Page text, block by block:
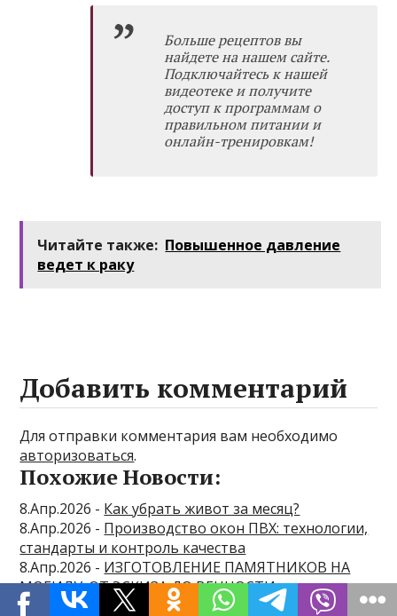
Больше рецептов вы
найдете на нашем сайте.
Подключайтесь к нашей
видеотеке и получите
доступ к программам о
правильном питании и
онлайн-тренировкам!
Читайте также: Повышенное давление
ведет к раку
Добавить комментарий
Для отправки комментария вам необходимо
авторизоваться.
Похожие Новости:
8.Апр.2026 - Как убрать живот за месяц?
8.Апр.2026 - Производство окон ПВХ: технологии,
стандарты и контроль качества
8.Апр.2026 - ИЗГОТОВЛЕНИЕ ПАМЯТНИКОВ НА
МОГИЛУ: ОТ ЭСКИЗА ДО ВЕЧНОСТИ
13.Янв.2026 - Почему запретили марганцовку и